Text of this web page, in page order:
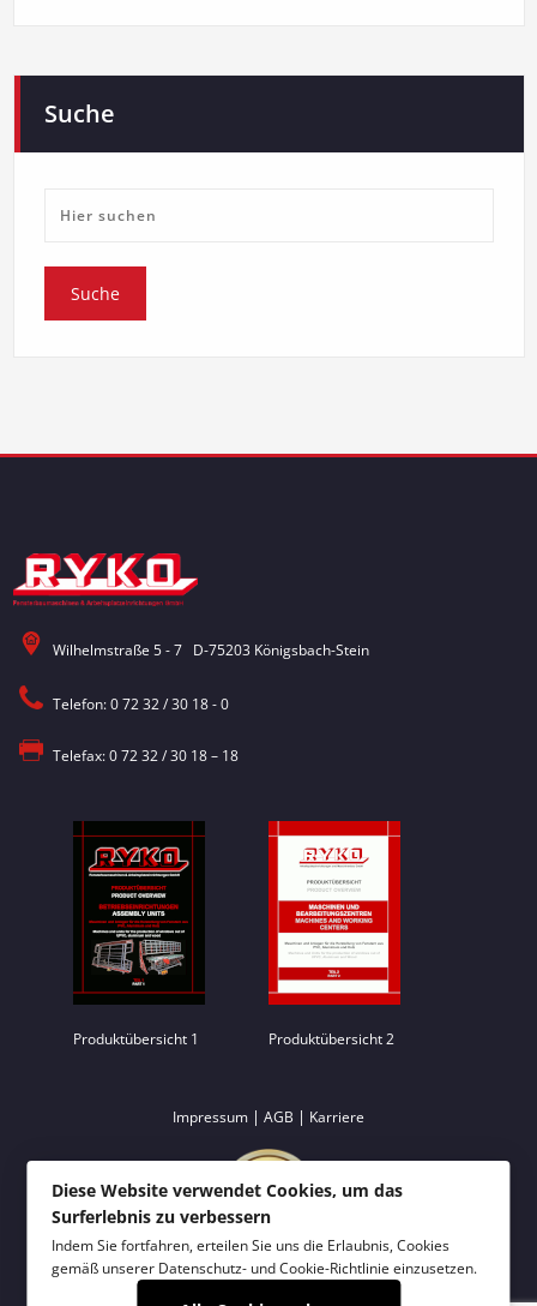
Suche
Wilhelmstraße 5 - 7 D-75203 Königsbach-Stein
Telefon: 0 72 32 / 30 18 - 0
Telefax: 0 72 32 / 30 18 – 18
Produktübersicht 1 Produktübersicht 2
Impressum | AGB | Karriere
Diese Website verwendet Cookies, um das
Surferlebnis zu verbessern
Indem Sie fortfahren, erteilen Sie uns die Erlaubnis, Cookies
gemäß unserer Datenschutz- und Cookie-Richtlinie einzusetzen.